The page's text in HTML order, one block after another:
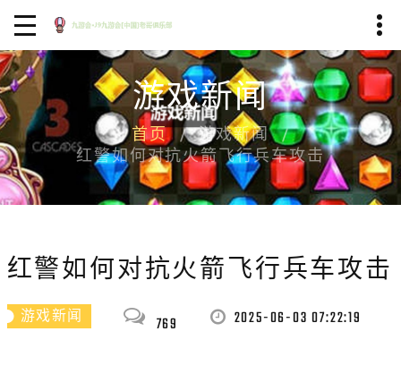
游戏新闻
首页
游戏新闻
红警如何对抗火箭飞行兵车攻击
红警如何对抗火箭飞行兵车攻击
游戏新闻 769 2025-06-03 07:22:19